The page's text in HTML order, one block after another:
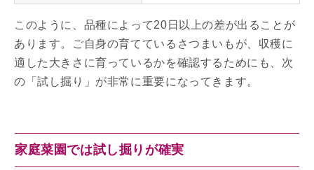
このように、品種によって20日以上の差が出ることが
あります。ご自身の育てているさつまいもが、収穫に
適した大きさに育っているかを確認するためにも、次
の「試し掘り」が非常に重要になってきます。
家庭菜園では試し掘りが確実